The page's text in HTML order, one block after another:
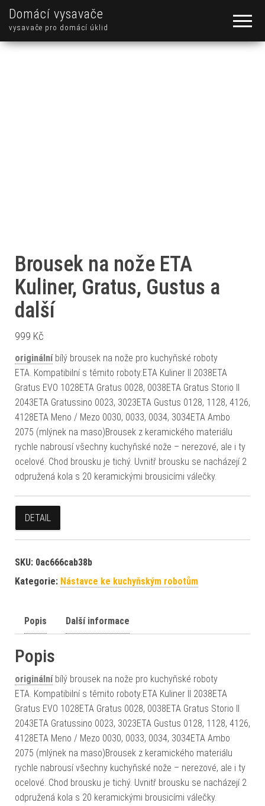
Domácí vysavače
vysavače pro domácí úklid
Brousek na nože ETA
Kuliner, Gratus, Gustus a
další
999 Kč
originálníbílý brousek na nože pro kuchyňské roboty
ETA. Kompatibilní s těmito roboty:ETA Kuliner II 2038ETA
Gratus EVO 1028ETA Gratus 0028, 0038ETA Gratus Storio II
2043ETA Gratussino 0023, 3023ETA Gustus 0128, 1128, 4126,
4128ETA Meno / Mezo 0030, 0033, 0034, 3034ETA Ambo
2075 (mlýnek na maso)Brousek z keramického materiálu
rychle nabrousí všechny kuchyňské nože – nerezové, ale i ty
ocelové. Chod brousku je tichý. Uvnitř brousku se nacházejí 2
odpružená kola s 20 keramickými brousicími válečky.
DETAIL
SKU: 0ac666cab38b
Kategorie: Nástavce ke kuchyňským robotům
Popis Další informace
Popis
originálníbílý brousek na nože pro kuchyňské roboty
ETA. Kompatibilní s těmito roboty:ETA Kuliner II 2038ETA
Gratus EVO 1028ETA Gratus 0028, 0038ETA Gratus Storio II
2043ETA Gratussino 0023, 3023ETA Gustus 0128, 1128, 4126,
4128ETA Meno / Mezo 0030, 0033, 0034, 3034ETA Ambo
2075 (mlýnek na maso)Brousek z keramického materiálu
rychle nabrousí všechny kuchyňské nože – nerezové, ale i ty
ocelové. Chod brousku je tichý. Uvnitř brousku se nacházejí 2
odpružená kola s 20 keramickými brousicími válečky.